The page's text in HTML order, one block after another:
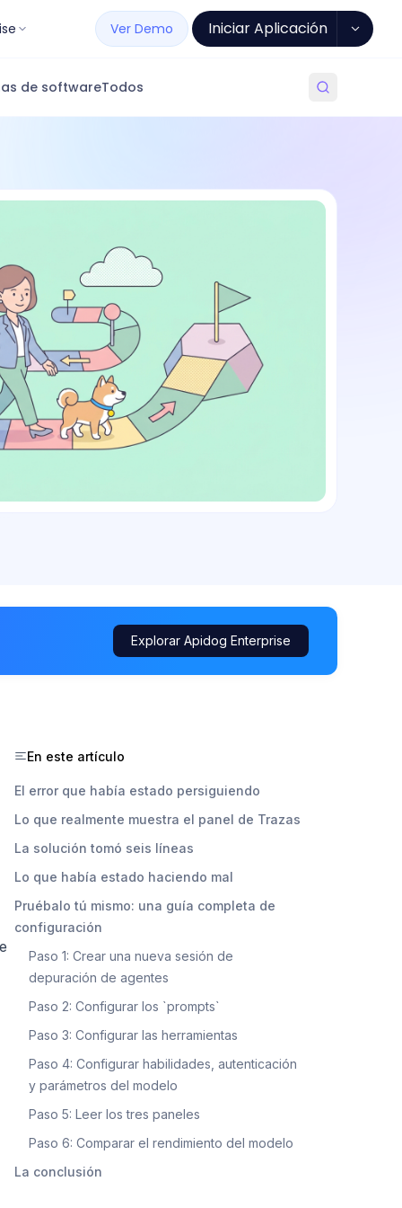
Ver Demo Iniciar Aplicación
de softwareTodos
Explorar Apidog Enterprise
En este artículo
El error que había estado persiguiendo
Lo que realmente muestra el panel de Trazas
La solución tomó seis líneas
Lo que había estado haciendo mal
Pruébalo tú mismo: una guía completa de
configuración
Paso 1: Crear una nueva sesión de
depuración de agentes
Paso 2: Configurar los `prompts`
Paso 3: Configurar las herramientas
Paso 4: Configurar habilidades, autenticación
y parámetros del modelo
Paso 5: Leer los tres paneles
Paso 6: Comparar el rendimiento del modelo
La conclusión